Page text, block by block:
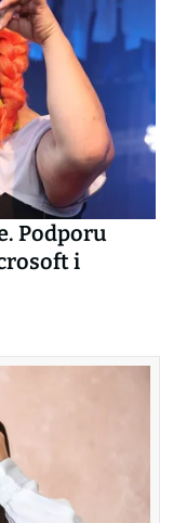
Podporu
i